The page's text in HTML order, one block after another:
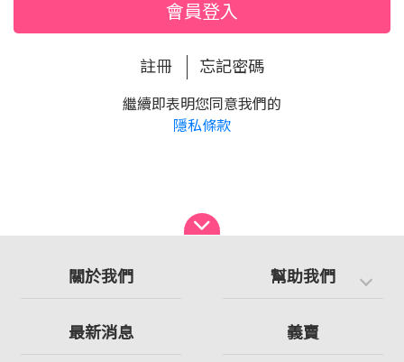
會員登入
註冊 忘記密碼
繼續即表明您同意我們的
隱私條款
關於我們 幫助我們
最新消息 義賣